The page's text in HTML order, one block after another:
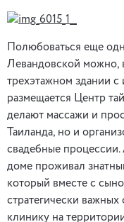
Полюбоваться еще
Левандовской можно,
трехэтажном здании
размещается Центр
делают массажи и
Таиланда, но и
свадебные
доме проживал
который вместе с
стратегически важных
клинику на